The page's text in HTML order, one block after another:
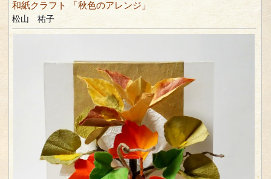
和紙クラフト 「秋色のアレンジ」
松山 祐子